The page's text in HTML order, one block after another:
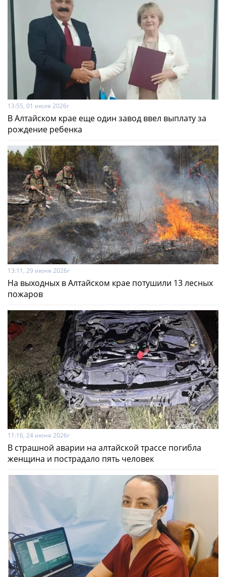
13:55, 01 июля 2026г
В Алтайском крае еще один завод ввел выплату за
рождение ребенка
13:11, 29 июня 2026г
На выходных в Алтайском крае потушили 13 лесных
пожаров
11:16, 24 июня 2026г
В страшной аварии на алтайской трассе погибла
женщина и пострадало пять человек